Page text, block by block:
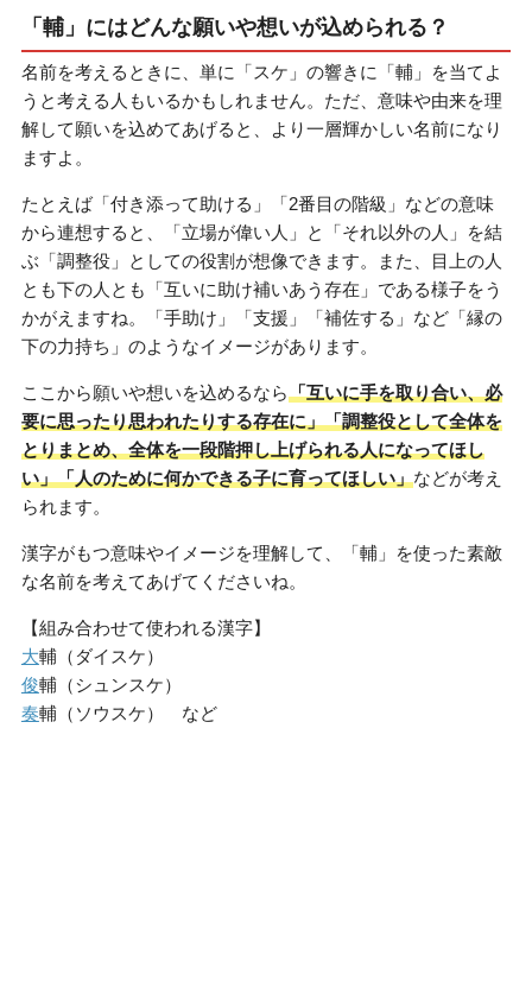
「輔」にはどんな願いや想いが込められる？
名前を考えるときに、単に「スケ」の響きに「輔」を当てよ
うと考える人もいるかもしれません。ただ、意味や由来を理
解して願いを込めてあげると、より一層輝かしい名前になり
ますよ。
たとえば「付き添って助ける」「2番目の階級」などの意味
から連想すると、「立場が偉い人」と「それ以外の人」を結
ぶ「調整役」としての役割が想像できます。また、目上の人
とも下の人とも「互いに助け補いあう存在」である様子をう
かがえますね。「手助け」「支援」「補佐する」など「縁の
下の力持ち」のようなイメージがあります。
ここから願いや想いを込めるなら「互いに手を取り合い、必
要に思ったり思われたりする存在に」「調整役として全体を
とりまとめ、全体を一段階押し上げられる人になってほし
い」「人のために何かできる子に育ってほしい」などが考え
られます。
漢字がもつ意味やイメージを理解して、「輔」を使った素敵
な名前を考えてあげてくださいね。
【組み合わせて使われる漢字】
大輔（ダイスケ）
俊輔（シュンスケ）
奏輔（ソウスケ） など